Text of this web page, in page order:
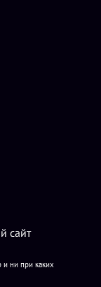
сайт
и ни при каких